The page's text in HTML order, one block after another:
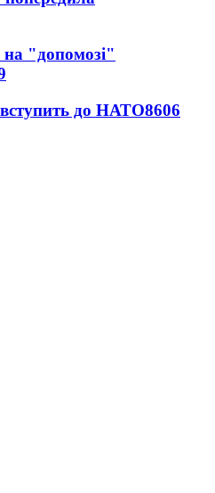
"допомозі"
до НАТО8606